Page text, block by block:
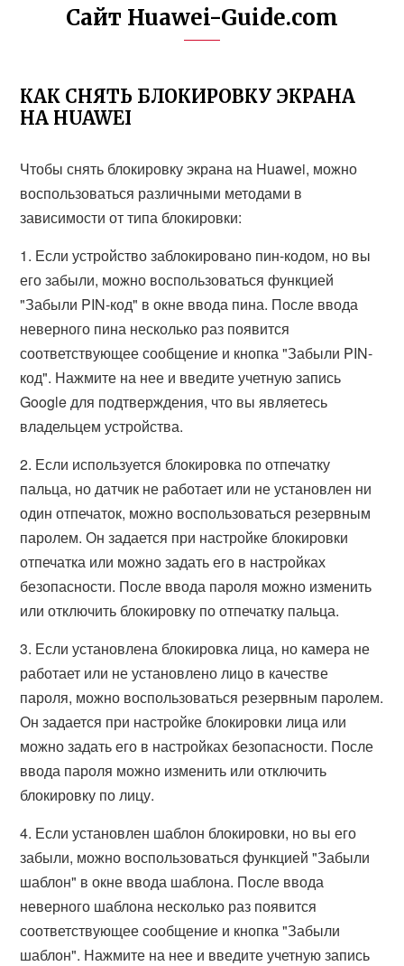
Сайт Huawei-Guide.com
КАК СНЯТЬ БЛОКИРОВКУ ЭКРАНА
НА HUAWEI
Чтобы снять блокировку экрана на Huawei, можно
воспользоваться различными методами в
зависимости от типа блокировки:
1. Если устройство заблокировано пин-кодом, но вы
его забыли, можно воспользоваться функцией
"Забыли PIN-код" в окне ввода пина. После ввода
неверного пина несколько раз появится
соответствующее сообщение и кнопка "Забыли PIN-
код". Нажмите на нее и введите учетную запись
Google для подтверждения, что вы являетесь
владельцем устройства.
2. Если используется блокировка по отпечатку
пальца, но датчик не работает или не установлен ни
один отпечаток, можно воспользоваться резервным
паролем. Он задается при настройке блокировки
отпечатка или можно задать его в настройках
безопасности. После ввода пароля можно изменить
или отключить блокировку по отпечатку пальца.
3. Если установлена блокировка лица, но камера не
работает или не установлено лицо в качестве
пароля, можно воспользоваться резервным паролем.
Он задается при настройке блокировки лица или
можно задать его в настройках безопасности. После
ввода пароля можно изменить или отключить
блокировку по лицу.
4. Если установлен шаблон блокировки, но вы его
забыли, можно воспользоваться функцией "Забыли
шаблон" в окне ввода шаблона. После ввода
неверного шаблона несколько раз появится
соответствующее сообщение и кнопка "Забыли
шаблон". Нажмите на нее и введите учетную запись